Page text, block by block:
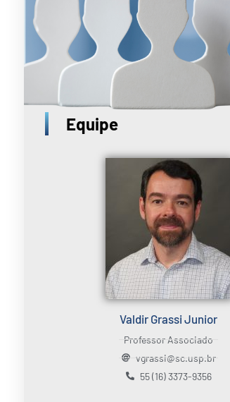
Equipe
Valdir Grassi Junior
Professor Associado
vgrassi@sc.usp.br
55 (16) 3373-9356